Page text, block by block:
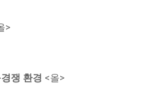
>
쟁 환경 <올>